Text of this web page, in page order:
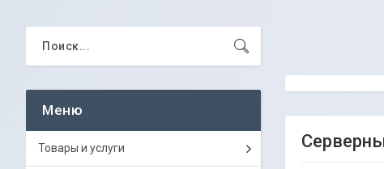
Товары и услуги